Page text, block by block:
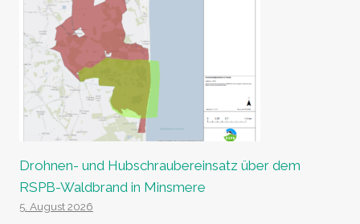
Drohnen- und Hubschraubereinsatz über dem
RSPB-Waldbrand in Minsmere
5. August 2026